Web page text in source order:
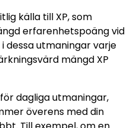
källa till XP, som
erfarenhetspoäng vid
dessa utmaningar varje
mängd XP
dagliga utmaningar,
överens med din